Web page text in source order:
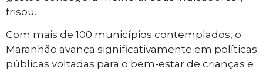
frisou.
Com mais de 100 municípios contemplados, o
Maranhão avança significativamente em políticas
públicas voltadas para o bem-estar de crianças e